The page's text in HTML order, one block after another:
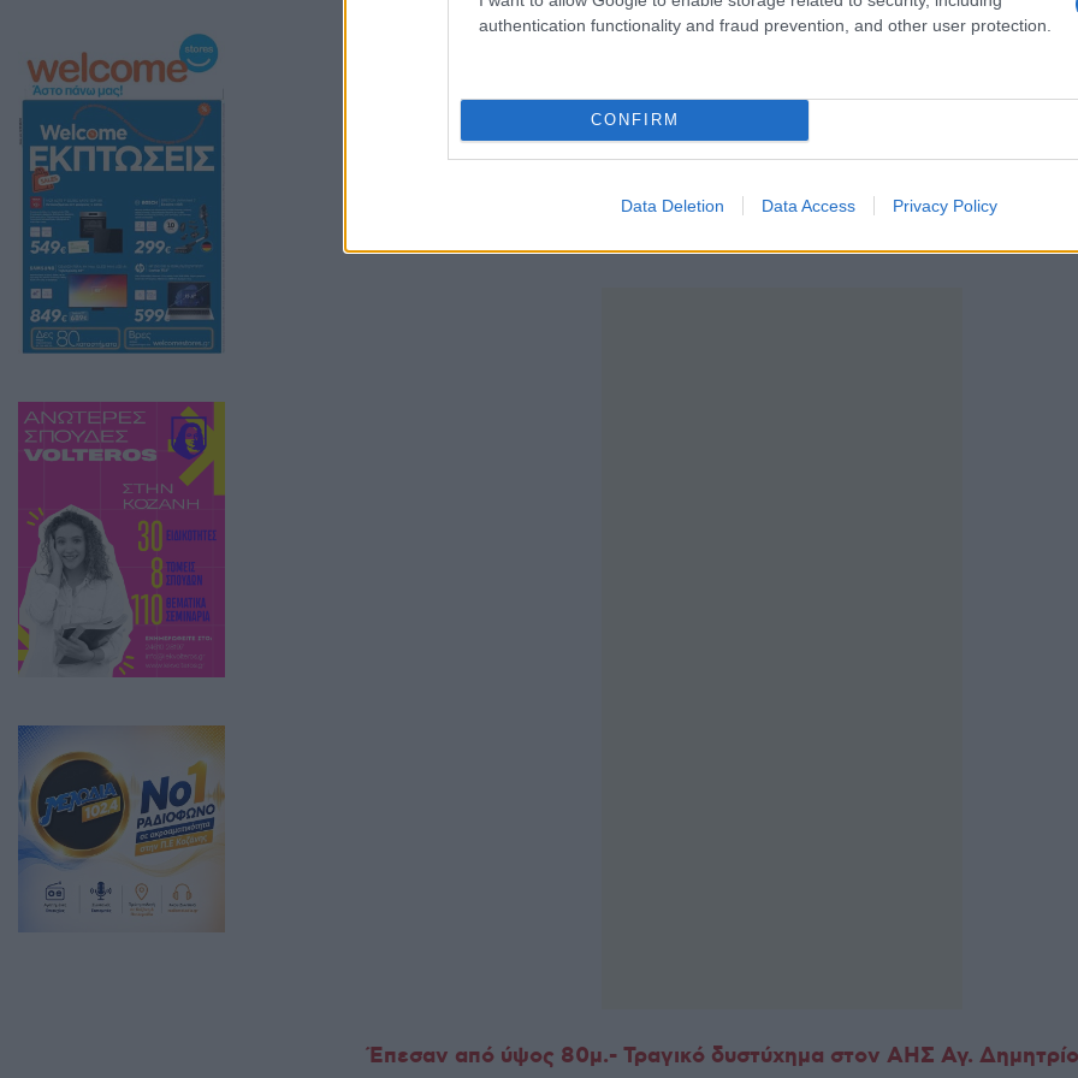
authentication functionality and fraud prevention, and other user protection.
CONFIRM
Data Deletion Data Access Privacy Policy
Ζήσης Πιτσιάβας
Έπεσαν από ύψος 80μ.- Τραγικό δυστύχημα στον ΑΗΣ Αγ.